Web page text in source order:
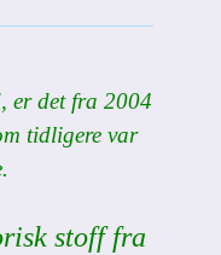
er det fra 2004
tidligere var
stoff fra